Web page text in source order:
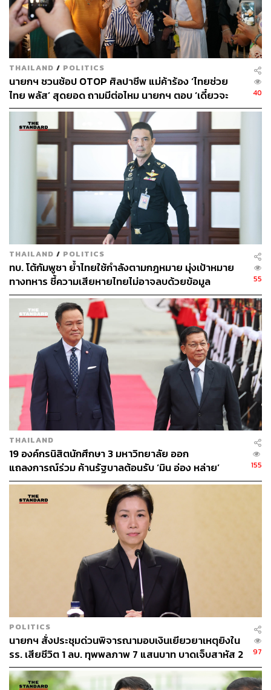
ของกัมพูชาอย่างร้ายแรง แม้ว่ากัมพูชาจะมีความปรารถนาดี
ในการพยายามแก้ไขปัญหาชายแดนก็ตาม
“กัมพูชาที่น่าสงสารนี้ต้องทนทุกข์ทรมานจากการรุกรานจาก
ต่างชาติ สงคราม และการฆ่าล้างเผ่าพันธุ์ ถูกปิดล้อม โดด
เดี่ยว และถูกดูหมิ่นในอดีต แต่ตอนนี้กัมพูชายืนหยัดได้อย่าง
เท่าเทียมกับประเทศอื่นๆ เราต้องการสันติภาพ มิตรภาพ
ความร่วมมือ และการพัฒนามากที่สุด เราไม่มีการเมืองและ
ไม่มีจุดยืนที่ไม่เป็นมิตรกับประเทศใดๆ”
อ้างอิง:
https://www.reuters.com/world/asia-pacific/thai-prote
sters-call-prime-minister-paetongtarns-resignation-20
25-06-28/
https://apnews.com/article/thailand-paetongtarn-pho
ne-cambodia-hun-sen-protest-4623304524a4e3243
249ed376065f87d
https://www.aljazeera.com/news/2025/6/28/thailand-
protesters-demand-pms-resignation-over-leaked-call
-with-hun-sen
TAGS: ม็อบ ทักษิณ ชินวัตร
ความสัมพันธ์ไทย-กัมพูชา
นายกรัฐมนตรี
Cambodia
ชายแดนไทย-กัมพูชา
การชุมนุมทางการเมือง
กรุงเทพมหานคร
Samdech Akka Moha Sena Padei Techo Hun Sen
อนุสาวรีย์ชัยสมรภูมิ
แพทองธาร ชินวัตร
Decho Hun Sen
ABOUT THE AUTHOR
วิโรจน์ เลิศจิตต์ธรรม
Senior Content Creator กองข่าวต่างประเทศ
THE STANDARD
THAILAND / POLITICS
นายกฯ ชวนช้อป OTOP ศิลปาชีพ แม่ค้าร้อง ‘ไทยช่วย
ไทย พลัส’ สุดยอด ถามมีต่อไหม นายกฯ ตอบ ‘เดี๋ยวจะ
พยายาม’
40
THAILAND / POLITICS
ทบ. โต้กัมพูชา ย้ำไทยใช้กำลังตามกฎหมาย มุ่งเป้าหมาย
ทางทหาร ชี้ความเสียหายไทยไม่อาจลบด้วยข้อมูล
บิดเบือน
55
THAILAND
19 องค์กรนิสิตนักศึกษา 3 มหาวิทยาลัย ออก
แถลงการณ์ร่วม ค้านรัฐบาลต้อนรับ ‘มิน อ่อง หล่าย’
155
POLITICS
นายกฯ สั่งประชุมด่วนพิจารณามอบเงินเยียวยาเหตุยิงใน
รร. เสียชีวิต 1 ลบ. ทุพพลภาพ 7 แสนบาท บาดเจ็บสาหัส 2
แสนบาท บาดเจ็บเล็กน้อย 1 แสนบาท
97